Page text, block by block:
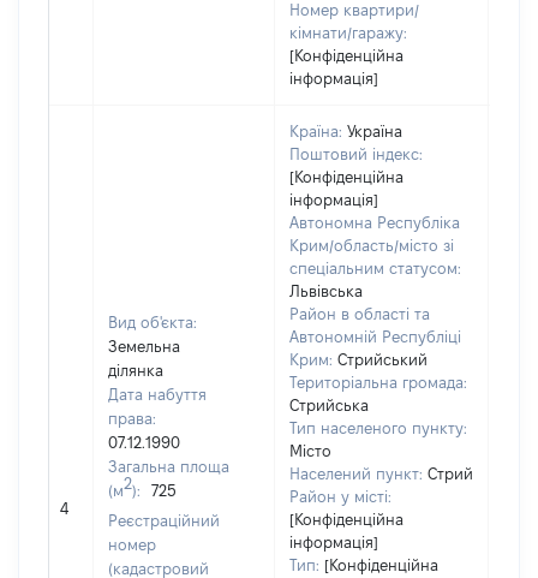
Номер квартири/
кімнати/гаражу:
[Конфіденційна
інформація]
4
Вид об'єкта:
Земельна
ділянка
Дата набуття
права:
07.12.1990
Загальна площа
(м2):
725
Реєстраційний
номер
(кадастровий
Країна: Україна
Поштовий індекс:
[Конфіденційна
інформація]
Автономна Республіка
Крим/область/місто зі
спеціальним статусом:
Львівська
Район в області та
Автономній Республіці
Крим: Стрийський
Територіальна громада:
Стрийська
Тип населеного пункту:
Місто
Населений пункт: Стрий
Район у місті:
[Конфіденційна
інформація]
Тип: [Конфіденційна